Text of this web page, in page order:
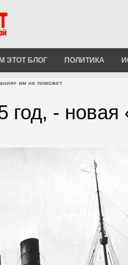
ЭТОТ БЛОГ ПОЛИТИКА
им не поможет
год, -